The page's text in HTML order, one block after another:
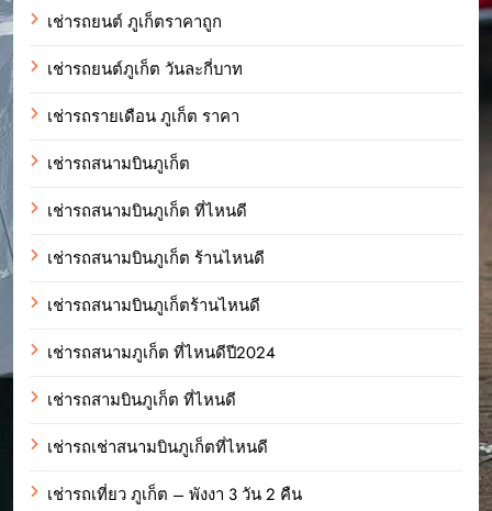
เช่ารถยนต์ ภูเก็ตราคาถูก
เช่ารถยนต์ภูเก็ต วันละกี่บาท
เช่ารถรายเดือน ภูเก็ต ราคา
เช่ารถสนามบินภูเก็ต
เช่ารถสนามบินภูเก็ต ที่ไหนดี
เช่ารถสนามบินภูเก็ต ร้านไหนดี
เช่ารถสนามบินภูเก็ตร้านไหนดี
เช่ารถสนามภูเก็ต ที่ไหนดีปี2024
เช่ารถสามบินภูเก็ต ที่ไหนดี
เช่ารถเช่าสนามบินภูเก็ตที่ไหนดี
เช่ารถเที่ยว ภูเก็ต – พังงา 3 วัน 2 คืน